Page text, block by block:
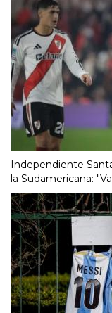
Independiente
la Sudamericana: